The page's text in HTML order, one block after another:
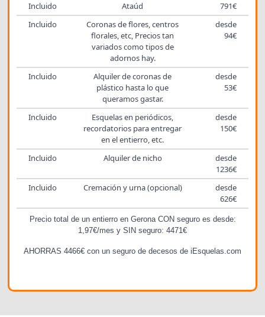
Incluido
Ataúd
791€
Incluido
Coronas de flores, centros
florales, etc, Precios tan
variados como tipos de
adornos hay.
desde
94€
Incluido
Alquiler de coronas de
plástico hasta lo que
queramos gastar.
desde
53€
Incluido
Esquelas en periódicos,
recordatorios para entregar
en el entierro, etc.
desde
150€
Incluido Alquiler de nicho
desde
1236€
Incluido
Cremación y urna (opcional)
desde
626€
Precio total de un entierro en Gerona CON seguro es desde:
1,97€/mes y SIN seguro: 4471€
AHORRAS 4466€ con un seguro de decesos de iEsquelas.com